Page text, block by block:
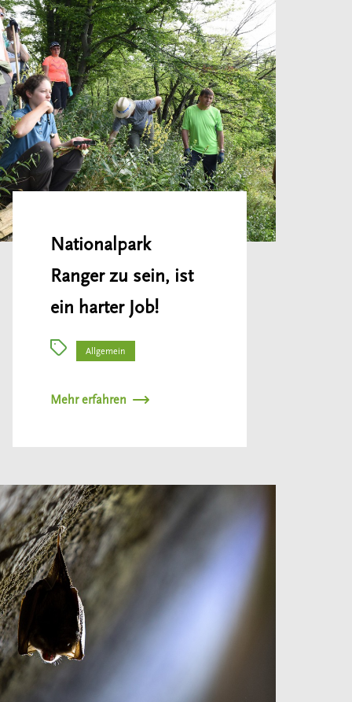
Nationalpark
Ranger zu sein, ist
ein harter Job!
Allgemein
Mehr erfahren